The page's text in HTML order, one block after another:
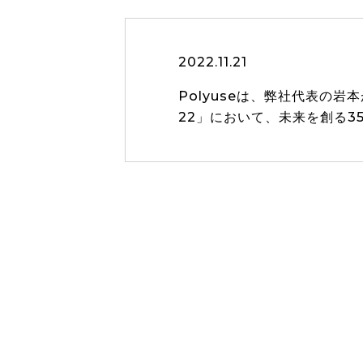
2022.11.21
Polyuseは、弊社代表の岩
22」において、未来を創る